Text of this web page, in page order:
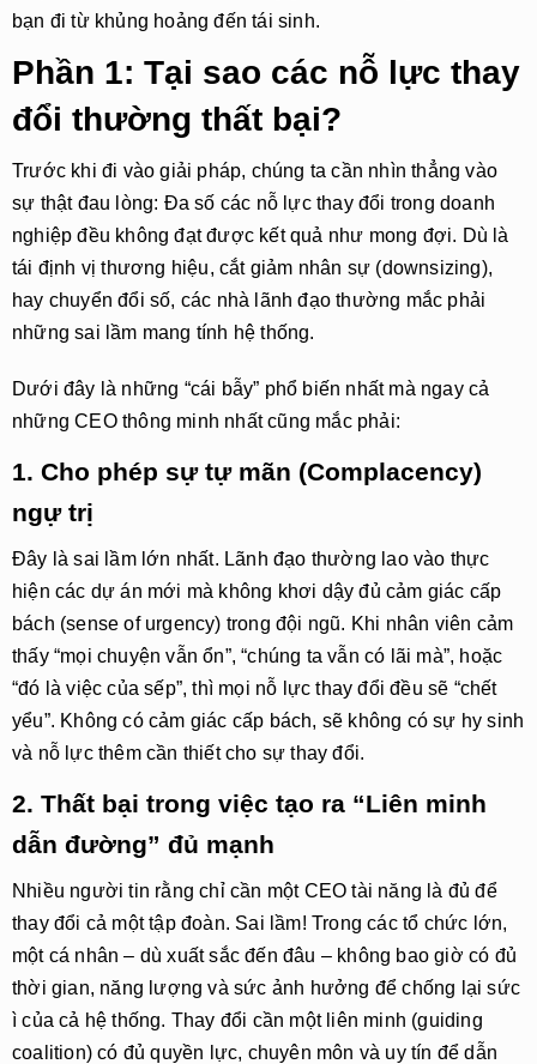
bạn đi từ khủng hoảng đến tái sinh.
Phần 1: Tại sao các nỗ lực thay
đổi thường thất bại?
Trước khi đi vào giải pháp, chúng ta cần nhìn thẳng vào
sự thật đau lòng: Đa số các nỗ lực thay đổi trong doanh
nghiệp đều không đạt được kết quả như mong đợi. Dù là
tái định vị thương hiệu, cắt giảm nhân sự (downsizing),
hay chuyển đổi số, các nhà lãnh đạo thường mắc phải
những sai lầm mang tính hệ thống.
Dưới đây là những “cái bẫy” phổ biến nhất mà ngay cả
những CEO thông minh nhất cũng mắc phải:
1. Cho phép sự tự mãn (Complacency)
ngự trị
Đây là sai lầm lớn nhất. Lãnh đạo thường lao vào thực
hiện các dự án mới mà không khơi dậy đủ cảm giác cấp
bách (sense of urgency) trong đội ngũ. Khi nhân viên cảm
thấy “mọi chuyện vẫn ổn”, “chúng ta vẫn có lãi mà”, hoặc
“đó là việc của sếp”, thì mọi nỗ lực thay đổi đều sẽ “chết
yểu”. Không có cảm giác cấp bách, sẽ không có sự hy sinh
và nỗ lực thêm cần thiết cho sự thay đổi.
2. Thất bại trong việc tạo ra “Liên minh
dẫn đường” đủ mạnh
Nhiều người tin rằng chỉ cần một CEO tài năng là đủ để
thay đổi cả một tập đoàn. Sai lầm! Trong các tổ chức lớn,
một cá nhân – dù xuất sắc đến đâu – không bao giờ có đủ
thời gian, năng lượng và sức ảnh hưởng để chống lại sức
ì của cả hệ thống. Thay đổi cần một liên minh (guiding
coalition) có đủ quyền lực, chuyên môn và uy tín để dẫn